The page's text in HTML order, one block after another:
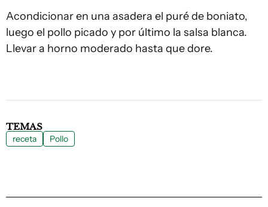
Acondicionar en una asadera el puré de boniato,
luego el pollo picado y por último la salsa blanca.
Llevar a horno moderado hasta que dore.
TEMAS
receta Pollo